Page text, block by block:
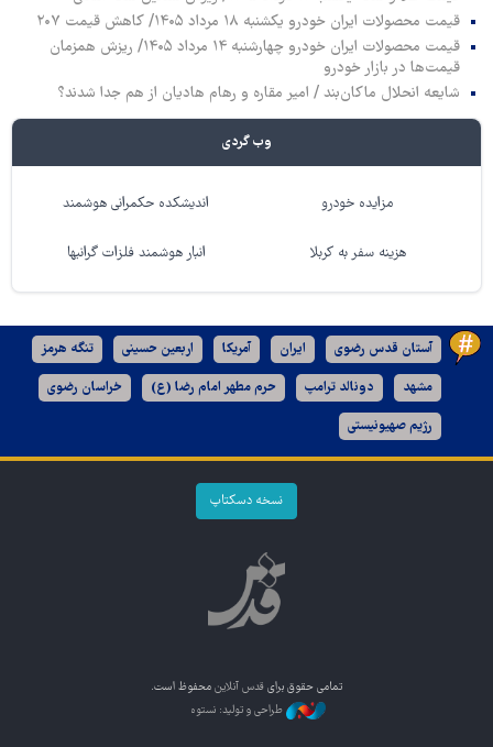
قیمت محصولات ایران خودرو یکشنبه ۱۸ مرداد ۱۴۰۵/ کاهش قیمت ۲۰۷
قیمت محصولات ایران خودرو چهارشنبه ۱۴ مرداد ۱۴۰۵/ ریزش همزمان
قیمت‌ها در بازار خودرو
شایعه انحلال ماکان‌بند / امیر مقاره و رهام هادیان از هم جدا شدند؟
وب گردی
مزایده خودرو اندیشکده حکمرانی هوشمند
هزینه سفر به کربلا انبار هوشمند فلزات گرانبها
آستان قدس رضوی ایران آمریکا اربعین حسینی تنگه هرمز
مشهد دونالد ترامپ حرم مطهر امام رضا (ع) خراسان رضوی
رژیم صهیونیستی
نسخه دسکتاپ
تمامی حقوق برای قدس آنلاین محفوظ است.
طراحی و تولید: نستوه